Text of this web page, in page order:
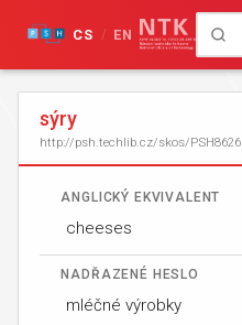
CS / EN
sýry
http://psh.techlib.cz/skos/PSH8626
ANGLICKÝ EKVIVALENT
cheeses
NADŘAZENÉ HESLO
mléčné výrobky